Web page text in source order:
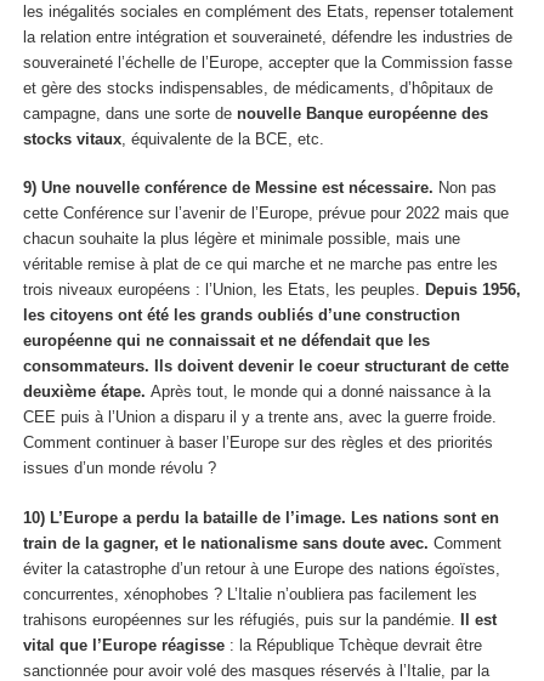
les inégalités sociales en complément des Etats, repenser totalement
la relation entre intégration et souveraineté, défendre les industries de
souveraineté l’échelle de l’Europe, accepter que la Commission fasse
et gère des stocks indispensables, de médicaments, d’hôpitaux de
campagne, dans une sorte de nouvelle Banque européenne des
stocks vitaux , équivalente de la BCE, etc.
9) Une nouvelle conférence de Messine est nécessaire. Non pas
cette Conférence sur l’avenir de l’Europe, prévue pour 2022 mais que
chacun souhaite la plus légère et minimale possible, mais une
véritable remise à plat de ce qui marche et ne marche pas entre les
trois niveaux européens : l’Union, les Etats, les peuples. Depuis 1956,
les citoyens ont été les grands oubliés d’une construction
européenne qui ne connaissait et ne défendait que les
consommateurs. Ils doivent devenir le coeur structurant de cette
deuxième étape. Après tout, le monde qui a donné naissance à la
CEE puis à l’Union a disparu il y a trente ans, avec la guerre froide.
Comment continuer à baser l’Europe sur des règles et des priorités
issues d’un monde révolu ?
10) L’Europe a perdu la bataille de l’image. Les nations sont en
train de la gagner, et le nationalisme sans doute avec. Comment
éviter la catastrophe d’un retour à une Europe des nations égoïstes,
concurrentes, xénophobes ? L’Italie n’oubliera pas facilement les
trahisons européennes sur les réfugiés, puis sur la pandémie. Il est
vital que l’Europe réagisse : la République Tchèque devrait être
sanctionnée pour avoir volé des masques réservés à l’Italie, par la